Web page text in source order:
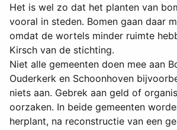
Het is wel zo dat het planten van
vooral in steden. Bomen gaan daar
omdat de wortels minder ruimte
Kirsch van de stichting.
Niet alle gemeenten doen mee aan
Ouderkerk en Schoonhoven
niets aan. Gebrek aan geld of
oorzaken. In beide gemeenten
herplant, na reconstructie van een